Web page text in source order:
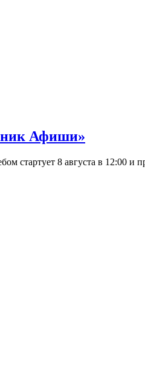
Афиши»
8 августа в 12:00 и